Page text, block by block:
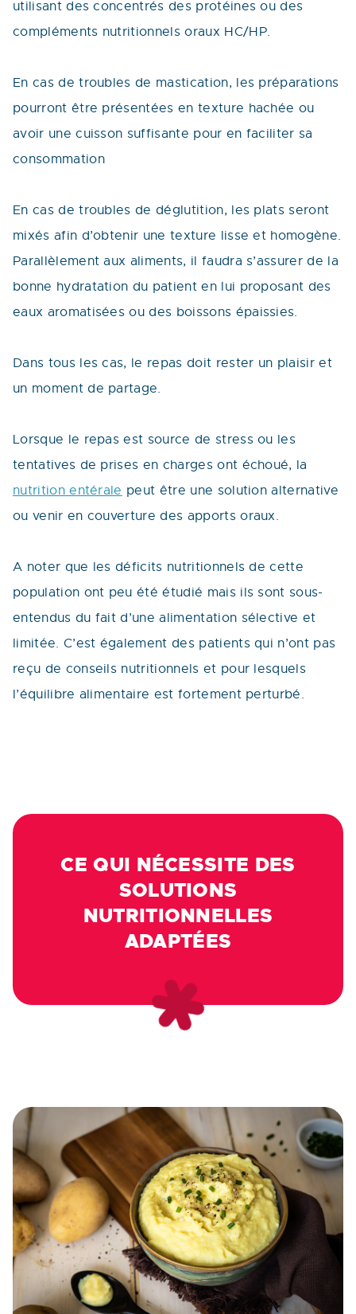
utilisant des concentrés des protéines ou des
compléments nutritionnels oraux HC/HP.
En cas de troubles de mastication, les préparations
pourront être présentées en texture hachée ou
avoir une cuisson suffisante pour en faciliter sa
consommation
En cas de troubles de déglutition, les plats seront
mixés afin d’obtenir une texture lisse et homogène.
Parallèlement aux aliments, il faudra s’assurer de la
bonne hydratation du patient en lui proposant des
eaux aromatisées ou des boissons épaissies.
Dans tous les cas, le repas doit rester un plaisir et
un moment de partage.
Lorsque le repas est source de stress ou les
tentatives de prises en charges ont échoué, la
nutrition entérale peut être une solution alternative
ou venir en couverture des apports oraux.
A noter que les déficits nutritionnels de cette
population ont peu été étudié mais ils sont sous-
entendus du fait d’une alimentation sélective et
limitée. C’est également des patients qui n’ont pas
reçu de conseils nutritionnels et pour lesquels
l’équilibre alimentaire est fortement perturbé.
CE QUI NÉCESSITE DES
SOLUTIONS
NUTRITIONNELLES
ADAPTÉES